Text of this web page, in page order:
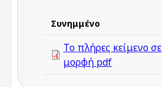
Συνημμένο
Το πλήρες κείμενο σε
μορφή pdf